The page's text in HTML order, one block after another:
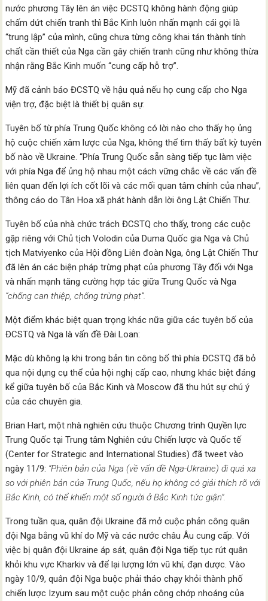
nước phương Tây lên án việc ĐCSTQ không hành động giúp
chấm dứt chiến tranh thì Bắc Kinh luôn nhấn mạnh cái gọi là
“trung lập” của mình, cũng chưa từng công khai tán thành tính
chất cần thiết của Nga cần gây chiến tranh cũng như không thừa
nhận rằng Bắc Kinh muốn “cung cấp hỗ trợ”.
Mỹ đã cảnh báo ĐCSTQ về hậu quả nếu họ cung cấp cho Nga
viện trợ, đặc biệt là thiết bị quân sự.
Tuyên bố từ phía Trung Quốc không có lời nào cho thấy họ ủng
hộ cuộc chiến xâm lược của Nga, không thể tìm thấy bất kỳ tuyên
bố nào về Ukraine. “Phía Trung Quốc sẵn sàng tiếp tục làm việc
với phía Nga để ủng hộ nhau một cách vững chắc về các vấn đề
liên quan đến lợi ích cốt lõi và các mối quan tâm chính của nhau”,
thông cáo do Tân Hoa xã phát hành dẫn lời ông Lật Chiến Thư.
Tuyên bố của nhà chức trách ĐCSTQ cho thấy, trong các cuộc
gặp riêng với Chủ tịch Volodin của Duma Quốc gia Nga và Chủ
tịch Matviyenko của Hội đồng Liên đoàn Nga, ông Lật Chiến Thư
đã lên án các biện pháp trừng phạt của phương Tây đối với Nga
và nhấn mạnh tăng cường hợp tác giữa Trung Quốc và Nga
“chống can thiệp, chống trừng phạt”.
Một điểm khác biệt quan trọng khác nữa giữa các tuyên bố của
ĐCSTQ và Nga là vấn đề Đài Loan:
Mặc dù không lạ khi trong bản tin công bố thì phía ĐCSTQ đã bỏ
qua nội dụng cụ thể của hội nghị cấp cao, nhưng khác biệt đáng
kể giữa tuyên bố của Bắc Kinh và Moscow đã thu hút sự chú ý
của các chuyên gia.
Brian Hart, một nhà nghiên cứu thuộc Chương trình Quyền lực
Trung Quốc tại Trung tâm Nghiên cứu Chiến lược và Quốc tế
(Center for Strategic and International Studies) đã tweet vào
ngày 11/9: “Phiên bản của Nga (về vấn đề Nga-Ukraine) đi quá xa
so với phiên bản của Trung Quốc, nếu họ không có giải thích rõ với
Bắc Kinh, có thể khiến một số người ở Bắc Kinh tức giận”.
Trong tuần qua, quân đội Ukraine đã mở cuộc phản công quân
đội Nga bằng vũ khí do Mỹ và các nước châu Âu cung cấp. Với
việc bị quân đội Ukraine áp sát, quân đội Nga tiếp tục rút quân
khỏi khu vực Kharkiv và để lại lượng lớn vũ khí, đạn dược. Vào
ngày 10/9, quân đội Nga buộc phải tháo chạy khỏi thành phố
chiến lược Izyum sau một cuộc phản công chớp nhoáng của